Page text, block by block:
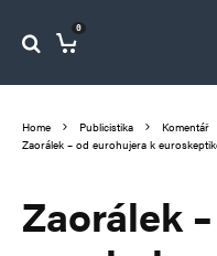
0
Home Publicistika
Komentář
Zaorálek – od eurohujera k
Zaorálek